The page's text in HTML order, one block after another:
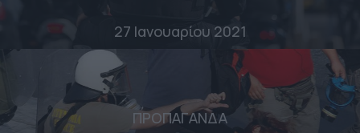
27 Ιανουαρίου 2021
ΠΡΟΠΑΓΑΝΔΑ